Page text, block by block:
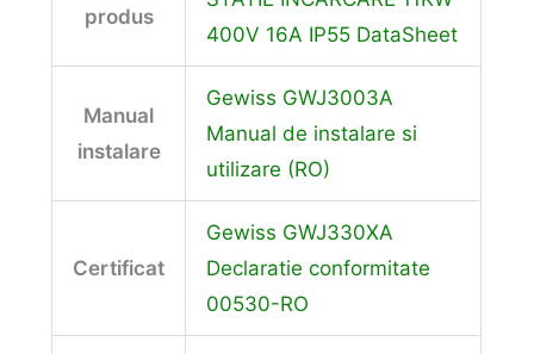
produs
400V 16A IP55 DataSheet
Manual
instalare
Gewiss GWJ3003A
Manual de instalare si
utilizare (RO)
Certificat
Gewiss GWJ330XA
Declaratie conformitate
00530-RO